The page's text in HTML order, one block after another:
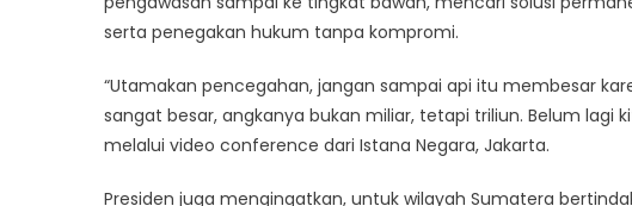
serta penegakan hukum tanpa kompromi.
“Utamakan pencegahan, jangan sampai api itu membesar
sangat besar, angkanya bukan miliar, tetapi triliun. Belum lagi
melalui video conference dari Istana Negara, Jakarta.
Presiden juga mengingatkan, untuk wilayah Sumatera